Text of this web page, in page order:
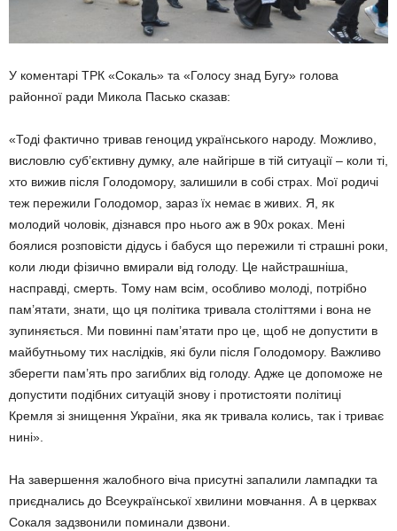
У коментарі ТРК «Сокаль» та «Голосу знад Бугу» голова
районної ради Микола Пасько сказав:
«Тоді фактично тривав геноцид українського народу. Можливо,
висловлю суб’єктивну думку, але найгірше в тій ситуації – коли ті,
хто вижив після Голодомору, залишили в собі страх. Мої родичі
теж пережили Голодомор, зараз їх немає в живих. Я, як
молодий чоловік, дізнався про нього аж в 90х роках. Мені
боялися розповісти дідусь і бабуся що пережили ті страшні роки,
коли люди фізично вмирали від голоду. Це найстрашніша,
насправді, смерть. Тому нам всім, особливо молоді, потрібно
пам’ятати, знати, що ця політика тривала століттями і вона не
зупиняється. Ми повинні пам’ятати про це, щоб не допустити в
майбутньому тих наслідків, які були після Голодомору. Важливо
зберегти пам’ять про загиблих від голоду. Адже це допоможе не
допустити подібних ситуацій знову і протистояти політиці
Кремля зі знищення України, яка як тривала колись, так і триває
нині».
На завершення жалобного віча присутні запалили лампадки та
приєднались до Всеукраїнської хвилини мовчання. А в церквах
Сокаля задзвонили поминали дзвони.